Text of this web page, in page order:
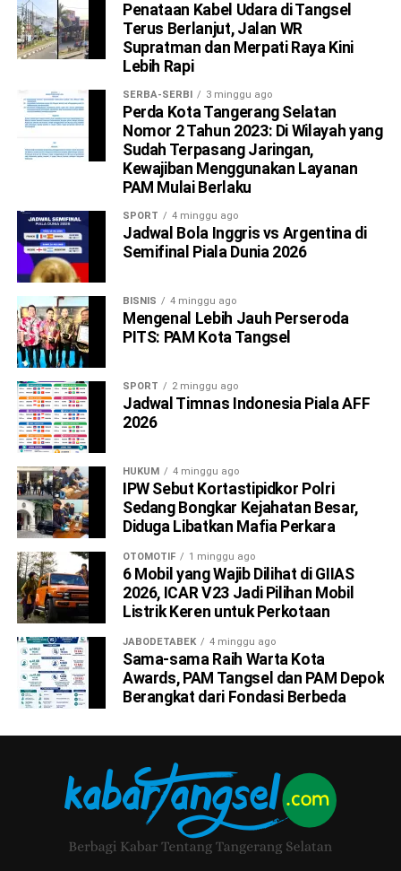
Penataan Kabel Udara di Tangsel
Terus Berlanjut, Jalan WR
Supratman dan Merpati Raya Kini
Lebih Rapi
SERBA-SERBI 3 minggu ago
Perda Kota Tangerang Selatan
Nomor 2 Tahun 2023: Di Wilayah yang
Sudah Terpasang Jaringan,
Kewajiban Menggunakan Layanan
PAM Mulai Berlaku
SPORT 4 minggu ago
Jadwal Bola Inggris vs Argentina di
Semifinal Piala Dunia 2026
BISNIS 4 minggu ago
Mengenal Lebih Jauh Perseroda
PITS: PAM Kota Tangsel
SPORT 2 minggu ago
Jadwal Timnas Indonesia Piala AFF
2026
HUKUM 4 minggu ago
IPW Sebut Kortastipidkor Polri
Sedang Bongkar Kejahatan Besar,
Diduga Libatkan Mafia Perkara
OTOMOTIF 1 minggu ago
6 Mobil yang Wajib Dilihat di GIIAS
2026, ICAR V23 Jadi Pilihan Mobil
Listrik Keren untuk Perkotaan
JABODETABEK 4 minggu ago
Sama-sama Raih Warta Kota
Awards, PAM Tangsel dan PAM Depok
Berangkat dari Fondasi Berbeda